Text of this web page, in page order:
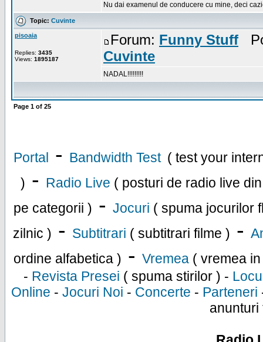
Nu dai examenul de conducere cu mine, deci
Topic: Cuvinte
pisoaia
Replies: 3435
Views: 1895187
Forum: Funny Stuff
Cuvinte
NADAL!!!!!!!!!
Page 1 of 25
Portal - Bandwidth Test ( test your
) - Radio Live ( posturi de radio live
pe categorii ) - Jocuri ( spuma jocurilor
zilnic ) - Subtitrari ( subtitrari filme ) -
ordine alfabetica ) - Vremea ( vremea
- Revista Presei ( spuma stirilor ) -
Online - Jocuri Noi - Concerte - Parteneri
anunturi